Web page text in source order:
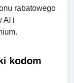
rabatowego
AI i
kodom